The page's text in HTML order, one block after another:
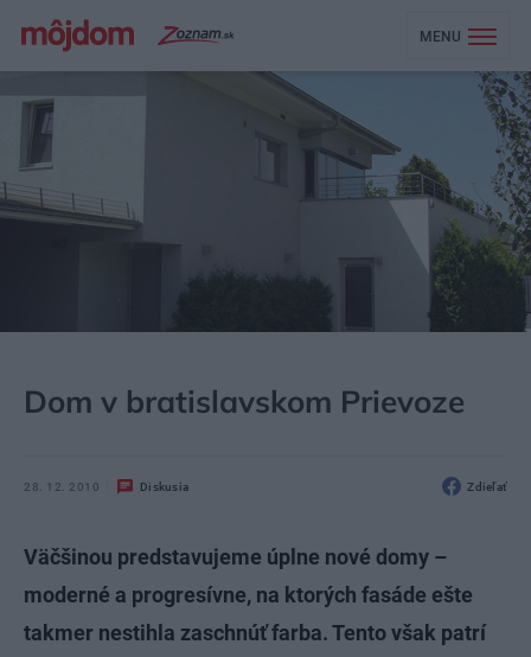
MENU
Dom v bratislavskom Prievoze
28. 12. 2010 Diskusia Zdieľať
Väčšinou predstavujeme úplne nové domy –
moderné a progresívne, na ktorých fasáde ešte
takmer nestihla zaschnúť farba. Tento však patrí